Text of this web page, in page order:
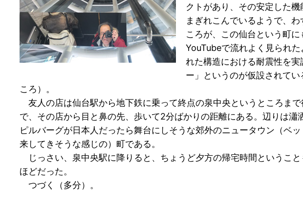
クトがあり、その安定した
まぎれこんでいるようで、
ころが、この仙台という町
YouTubeで流れよく見られ
れた構造における耐震性を
ー」というのが仮設されて
ころ）。
友人の店は仙台駅から地下鉄に乗って終点の泉中央というところま
で、その店から目と鼻の先、歩いて2分ばかりの距離にある。辺りは
ピルバーグが日本人だったら舞台にしそうな郊外のニュータウン（ベ
来してきそうな感じの）町である。
じっさい、泉中央駅に降りると、ちょうど夕方の帰宅時間というこ
ほどだった。
つづく（多分）。